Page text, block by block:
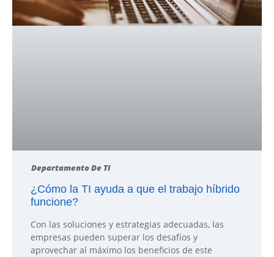
Departamento De TI
¿Cómo la TI ayuda a que el trabajo híbrido
funcione?
Con las soluciones y estrategias adecuadas, las
empresas pueden superar los desafíos y
aprovechar al máximo los beneficios de este